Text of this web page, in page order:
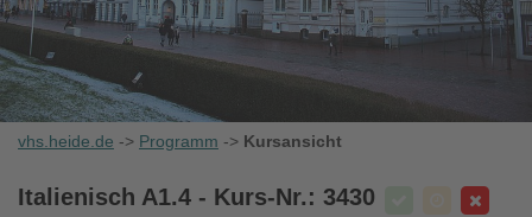
vhs.heide.de -> Programm -> Kursansicht
Italienisch A1.4 - Kurs-Nr.: 3430